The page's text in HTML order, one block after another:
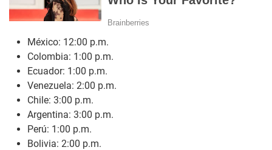
México: 12:00 p.m.
Colombia: 1:00 p.m.
Ecuador: 1:00 p.m.
Venezuela: 2:00 p.m.
Chile: 3:00 p.m.
Argentina: 3:00 p.m.
Perú: 1:00 p.m.
Bolivia: 2:00 p.m.